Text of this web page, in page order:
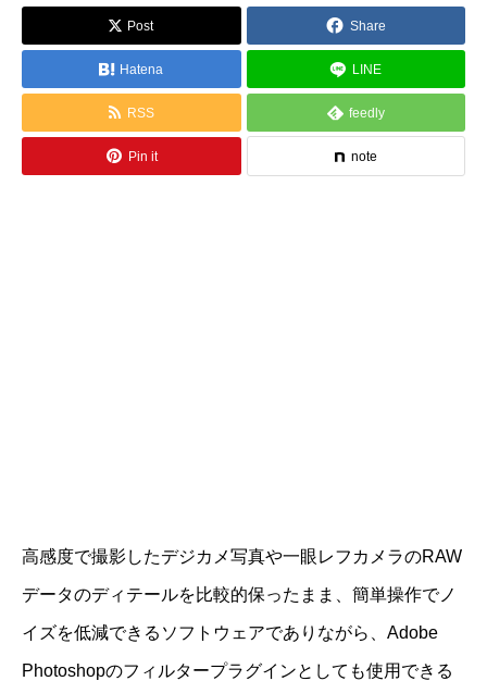
Post Share
Hatena LINE
RSS feedly
Pin it note
高感度で撮影したデジカメ写真や一眼レフカメラのRAW
データのディテールを比較的保ったまま、簡単操作でノ
イズを低減できるソフトウェアでありながら、Adobe
Photoshopのフィルタープラグインとしても使用できる